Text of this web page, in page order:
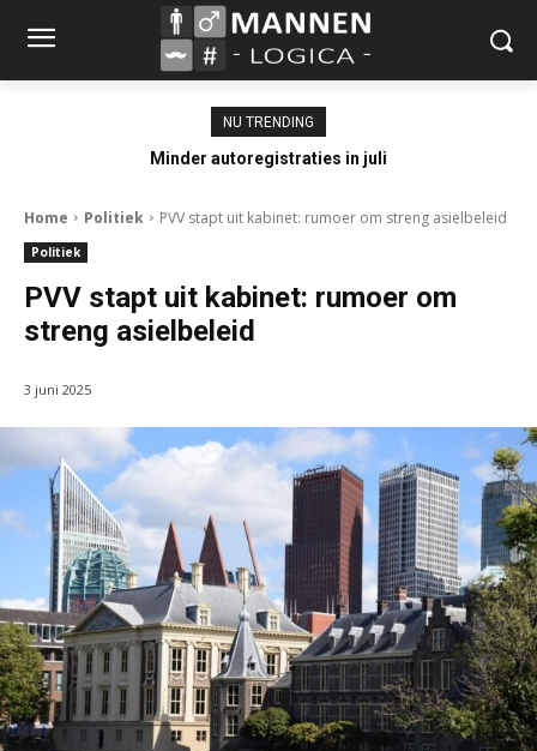
NU TRENDING
Minder autoregistraties in juli
Home Politiek PVV stapt uit kabinet: rumoer om streng asielbeleid
Politiek
PVV stapt uit kabinet: rumoer om
streng asielbeleid
3 juni 2025